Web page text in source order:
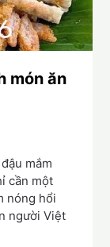
món ăn
mắm
cần một
nóng hổi
người Việt